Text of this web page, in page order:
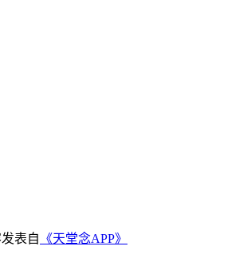
表自 《天堂念APP》